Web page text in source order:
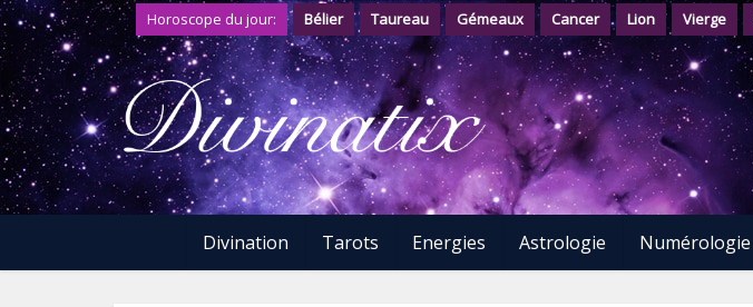
Horoscope du jour: Bélier Taureau Gémeaux Cancer Lion Vierge
Divination Tarots Energies Astrologie Numérologie